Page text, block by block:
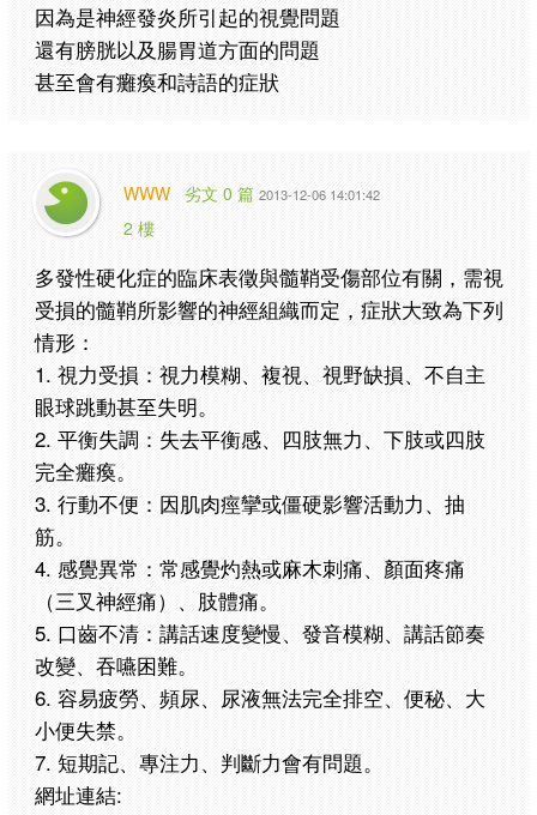
因為是神經發炎所引起的視覺問題
還有膀胱以及腸胃道方面的問題
甚至會有癱瘓和詩語的症狀
WWW 劣文 0 篇 2013-12-06 14:01:42
2 樓
多發性硬化症的臨床表徵與髓鞘受傷部位有關，需視
受損的髓鞘所影響的神經組織而定，症狀大致為下列
情形：
1. 視力受損：視力模糊、複視、視野缺損、不自主
眼球跳動甚至失明。
2. 平衡失調：失去平衡感、四肢無力、下肢或四肢
完全癱瘓。
3. 行動不便：因肌肉痙攣或僵硬影響活動力、抽
筋。
4. 感覺異常：常感覺灼熱或麻木刺痛、顏面疼痛
（三叉神經痛）、肢體痛。
5. 口齒不清：講話速度變慢、發音模糊、講話節奏
改變、吞嚥困難。
6. 容易疲勞、頻尿、尿液無法完全排空、便秘、大
小便失禁。
7. 短期記、專注力、判斷力會有問題。
網址連結: